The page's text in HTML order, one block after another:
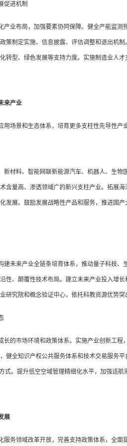
促进机制
产业布局，加强要素协同保障。健全产能监
策制定实施、信息披露、评估调整和退出机
转型、绿色发展等支持力度。实施制造业人
来产业
用场景和生态体系，培育更多支柱性先导性产
新材料、智能网联新能源汽车、机器人、生
含量高、渗透领域广的新兴支柱产业。拓展
发展。鼓励发展战略性产品和服务，推进国
建未来产业全链条培育体系，推动量子科技
性、颠覆性技术布局。建立未来产业投入增
研究院和概念验证中心，依托科教资源优势
长的市场环境和政策体系。实施产业创新工
健全知识产权公共服务体系和技术交易服务
式。提升低空空域管理精细化水平，加强适
展
服务领域改革开放，完善支持政策体系，全